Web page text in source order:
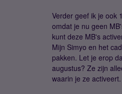
Verder geef ik je ook
omdat je nu geen
kunt deze MB's
Mijn Simyo en het
pakken. Let je erop
augustus? Ze zijn
waarin je ze activeert.